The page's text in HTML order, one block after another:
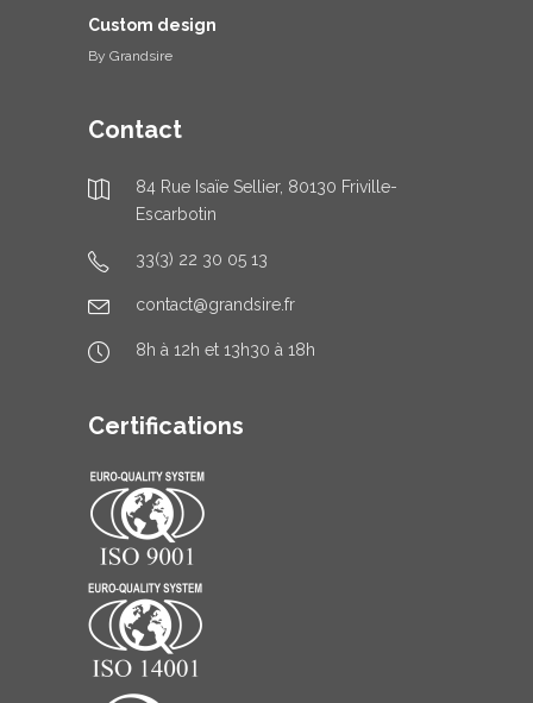
Custom design
By Grandsire
Contact
84 Rue Isaïe Sellier, 80130 Friville-
Escarbotin
33(3) 22 30 05 13
contact@grandsire.fr
8h à 12h et 13h30 à 18h
Certifications